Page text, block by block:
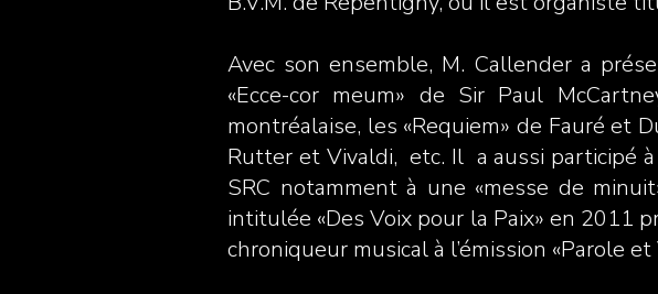
Avec son ensemble, M. Callender a
«Ecce-cor meum» de Sir Paul
montréalaise, les «Requiem» de Fauré et
Rutter et Vivaldi, etc. Il a aussi participé
SRC notamment à une «messe de
intitulée «Des Voix pour la Paix» en 2011
chroniqueur musical à l’émission «Parole